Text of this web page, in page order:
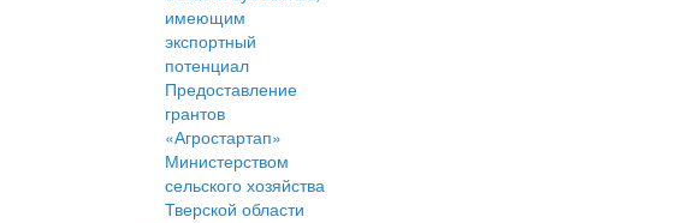
имеющим
экспортный
потенциал
Предоставление
грантов
«Агростартап»
Министерством
сельского хозяйства
Тверской области